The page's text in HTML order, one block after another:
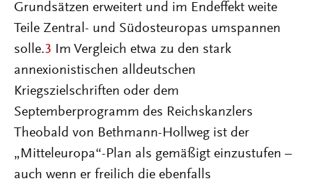
Grundsätzen erweitert und im Endeffekt weite
Teile Zentral- und Südosteuropas umspannen
solle.3 Im Vergleich etwa zu den stark
annexionistischen alldeutschen
Kriegszielschriften oder dem
Septemberprogramm des Reichskanzlers
Theobald von Bethmann-Hollweg ist der
„Mitteleuropa“-Plan als gemäßigt einzustufen –
auch wenn er freilich die ebenfalls